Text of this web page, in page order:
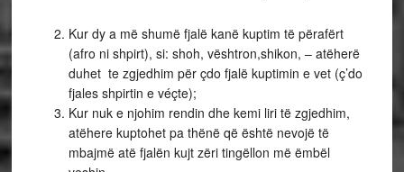
Kur dy a më shumë fjalë kanë kuptim të përafërt
(afro ni shpirt), si: shoh, vështron,shikon, – atëherë
duhet te zgjedhim për çdo fjalë kuptimin e vet (ç’do
fjales shpirtin e véçte);
Kur nuk e njohim rendin dhe kemi liri të zgjedhim,
atëhere kuptohet pa thënë që është nevojë të
mbajmë atë fjalën kujt zëri tingëllon më ëmbël